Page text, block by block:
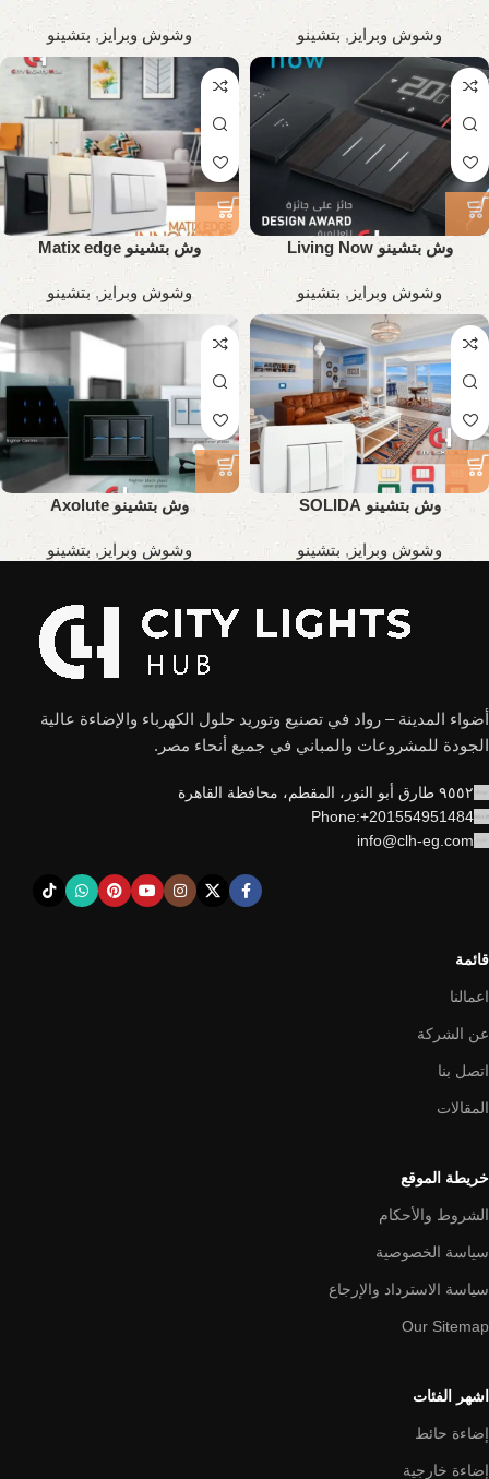
وشوش وبرايز , بتشينو وشوش وبرايز , بتشينو
وش بتشينو Living Now
وشوش وبرايز , بتشينو
وش بتشينو Matix edge
Innovatme
وشوش وبرايز ,بتشينو
وش بتشينو SOLIDA
وشوش وبرايز , بتشينو
وش بتشينو Axolute
وشوش وبرايز , بتشينو
أضواء المدينة – رواد في تصنيع وتوريد حلول الكهرباء والإضاءة عالية
الجودة للمشروعات والمباني في جميع أنحاء مصر.
٩٥٥٢ طارق أبو النور، المقطم، محافظة القاهرة
Phone:+201554951484
info@clh-eg.com
قائمة
اعمالنا
عن الشركة
اتصل بنا
المقالات
خريطة الموقع
الشروط والأحكام
سياسة الخصوصية
سياسة الاسترداد والإرجاع
Our Sitemap
اشهر الفئات
إضاءة حائط
إضاءة خارجية